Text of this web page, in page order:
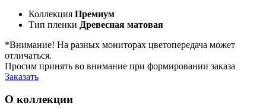
Коллекция Премиум
Тип пленки Древесная матовая
*Внимание! На разных мониторах цветопередача может
отличаться.
Просим принять во внимание при формировании заказа
Заказать
О коллекции